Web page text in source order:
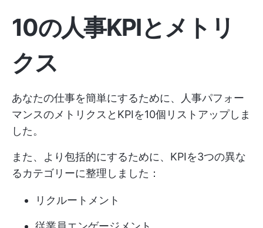
10の人事KPIとメトリ
クス
あなたの仕事を簡単にするために、人事パフォー
マンスのメトリクスとKPIを10個リストアップしま
した。
また、より包括的にするために、KPIを3つの異な
るカテゴリーに整理しました：
リクルートメント